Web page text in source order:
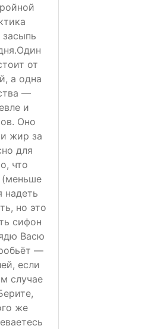
от
а одна
—
и
Оно
жир за
для
что
(меньше
надеть
но это
сифон
Васю
—
если
случае
же